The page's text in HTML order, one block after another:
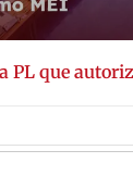
PL que